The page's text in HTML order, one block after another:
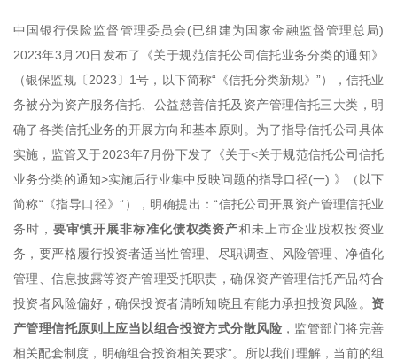
中国银行保险监督管理委员会(已组建为国家金融监督管理总局)
2023年3月20日发布了《关于规范信托公司信托业务分类的通知》
（银保监规〔2023〕1号，以下简称“《信托分类新规》”），信托业
务被分为资产服务信托、公益慈善信托及资产管理信托三大类，明
确了各类信托业务的开展方向和基本原则。为了指导信托公司具体
实施，监管又于2023年7月份下发了《关于<关于规范信托公司信托
业务分类的通知>实施后行业集中反映问题的指导口径(一) 》（以下
简称“《指导口径》”），明确提出：“信托公司开展资产管理信托业
务时， 要审慎开展非标准化债权类资产和未上市企业股权投资业
务，要严格履行投资者适当性管理、尽职调查、风险管理、净值化
管理、信息披露等资产管理受托职责，确保资产管理信托产品符合
投资者风险偏好，确保投资者清晰知晓且有能力承担投资风险。 资
产管理信托原则上应当以组合投资方式分散风险 ，监管部门将完善
相关配套制度，明确组合投资相关要求”。所以我们理解，当前的组